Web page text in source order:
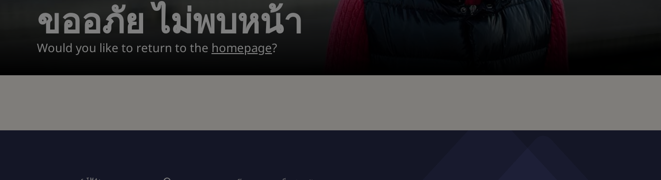
ขออภัย ไม่พบหน้า
Would you like to return to the homepage?